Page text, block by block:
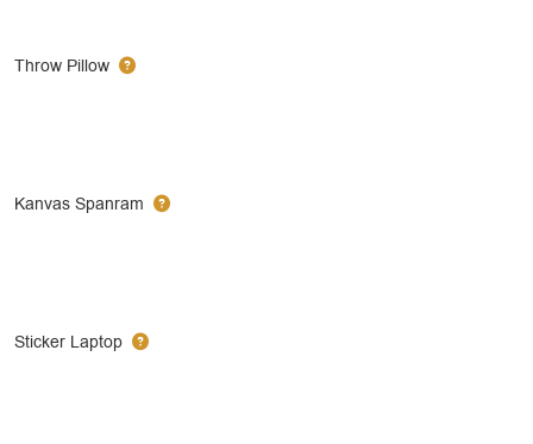
Throw Pillow
Kanvas Spanram
Sticker Laptop